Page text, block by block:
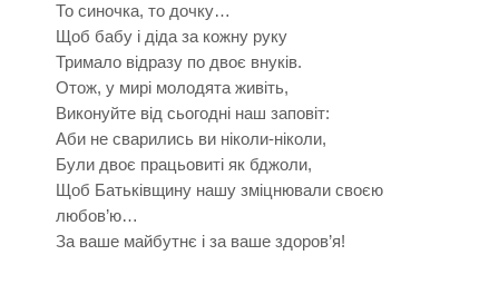
То синочка, то дочку…
Щоб бабу і діда за кожну руку
Тримало відразу по двоє внуків.
Отож, у мирі молодята живіть,
Виконуйте від сьогодні наш заповіт:
Аби не сварились ви ніколи-ніколи,
Були двоє працьовиті як бджоли,
Щоб Батьківщину нашу зміцнювали своєю
любов’ю…
За ваше майбутнє і за ваше здоров’я!